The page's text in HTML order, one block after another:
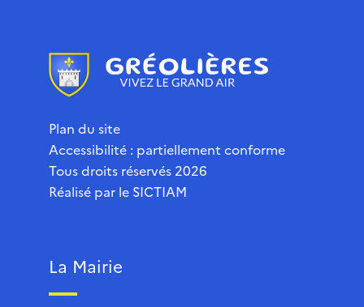
Plan du site
Accessibilité : partiellement conforme
Tous droits réservés 2026
Réalisé par le SICTIAM
La Mairie